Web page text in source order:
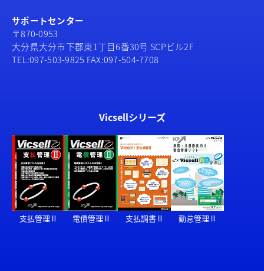
サポートセンター
〒870-0953
大分県大分市下郡東1丁目6番30号 SCPビル2F
TEL:097-503-9825 FAX:097-504-7708
Vicsellシリーズ
支払管理Ⅱ 電債管理Ⅱ 支払調書Ⅱ 勤怠管理Ⅱ